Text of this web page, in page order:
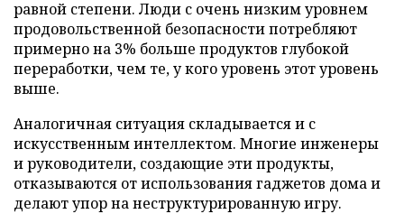
равной степени. Люди с очень низким уровнем
продовольственной безопасности потребляют
примерно на 3% больше продуктов глубокой
переработки, чем те, у кого уровень этот уровень
выше.
Аналогичная ситуация складывается и с
искусственным интеллектом. Многие инженеры
и руководители, создающие эти продукты,
отказываются от использования гаджетов дома и
делают упор на неструктурированную игру.